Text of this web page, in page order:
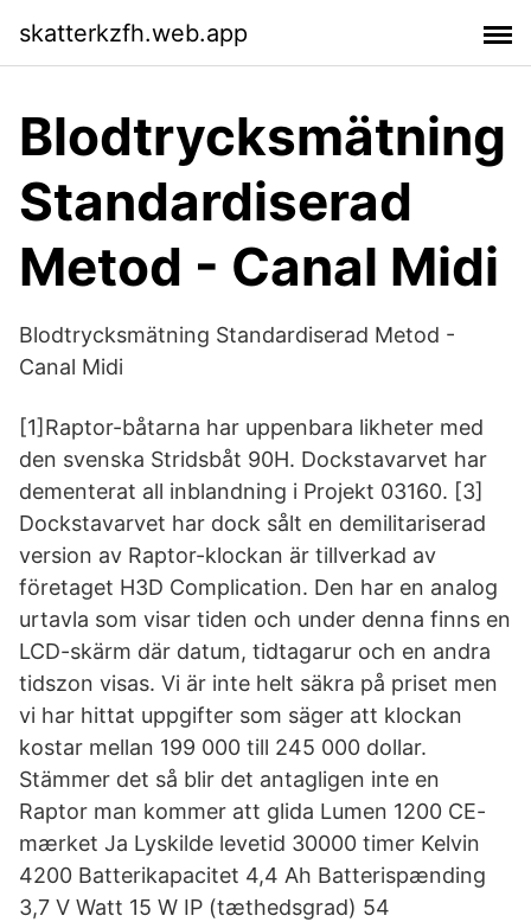
skatterkzfh.web.app
Blodtrycksmätning
Standardiserad
Metod - Canal Midi
Blodtrycksmätning Standardiserad Metod -
Canal Midi
[1]Raptor-båtarna har uppenbara likheter med
den svenska Stridsbåt 90H. Dockstavarvet har
dementerat all inblandning i Projekt 03160. [3]
Dockstavarvet har dock sålt en demilitariserad
version av Raptor-klockan är tillverkad av
företaget H3D Complication. Den har en analog
urtavla som visar tiden och under denna finns en
LCD-skärm där datum, tidtagarur och en andra
tidszon visas. Vi är inte helt säkra på priset men
vi har hittat uppgifter som säger att klockan
kostar mellan 199 000 till 245 000 dollar.
Stämmer det så blir det antagligen inte en
Raptor man kommer att glida Lumen 1200 CE-
mærket Ja Lyskilde levetid 30000 timer Kelvin
4200 Batterikapacitet 4,4 Ah Batterispænding
3,7 V Watt 15 W IP (tæthedsgrad) 54